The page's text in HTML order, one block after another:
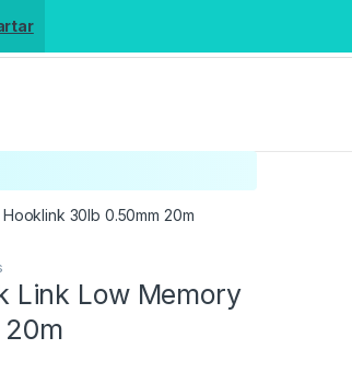
30lb 0.50mm 20m
Link Low Memory
20m